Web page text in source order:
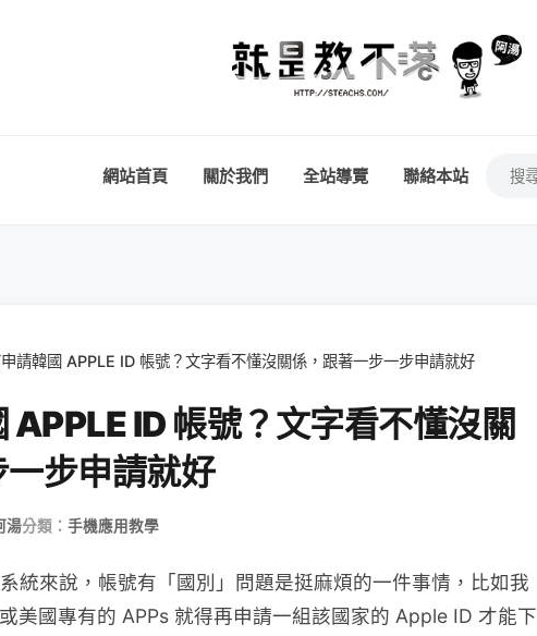
網站首頁 關於我們 全站導覽 聯絡本站
請韓國 APPLE ID 帳號？文字看不懂沒關係，跟著一步一步申請就好
APPLE ID 帳號？文字看不懂沒關
步申請就好
湯分類： 手機應用教學
統來說，帳號有「國別」問題是挺麻煩的一件事情，比如我
美國專有的 APPs 就得再申請一組該國家的 Apple ID 才能下